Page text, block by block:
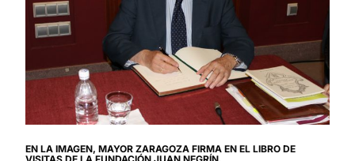
EN LA IMAGEN, MAYOR ZARAGOZA FIRMA EN EL LIBRO DE